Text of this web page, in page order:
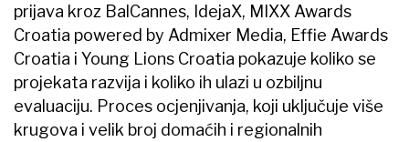
prijava kroz BalCannes, IdejaX, MIXX Awards
Croatia powered by Admixer Media, Effie Awards
Croatia i Young Lions Croatia pokazuje koliko se
projekata razvija i koliko ih ulazi u ozbiljnu
evaluaciju. Proces ocjenjivanja, koji uključuje više
krugova i velik broj domaćih i regionalnih